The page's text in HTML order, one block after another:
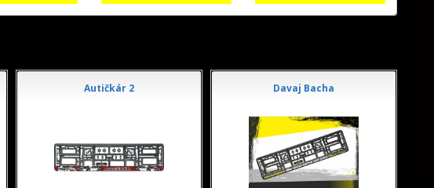
Autičkár 2 Davaj Bacha